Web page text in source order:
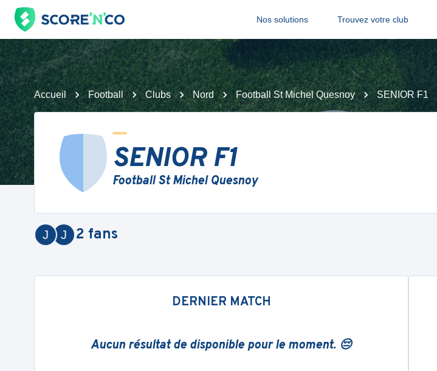
Nos solutions Trouvez votre club
Accueil Football Clubs Nord Football St Michel Quesnoy SENIOR F1
SENIOR F1
Football St Michel Quesnoy
J
J 2 fans
DERNIER MATCH
Aucun résultat de disponible pour le moment. 😔